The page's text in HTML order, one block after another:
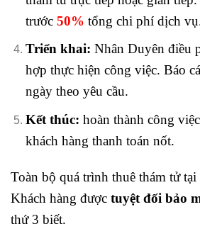
trước 50% tổng chi phí dịch
Triển khai: Nhân Duyên điều
hợp thực hiện công việc. Báo
ngày theo yêu cầu.
Kết thúc: hoàn thành công
khách hàng thanh toán nốt.
Toàn bộ quá trình thuê thám tử
Khách hàng được tuyệt đối bảo
thứ 3 biết.